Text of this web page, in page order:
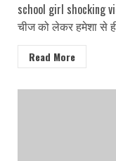
school girl shocking
चीज को लेकर हमेशा से
Read More